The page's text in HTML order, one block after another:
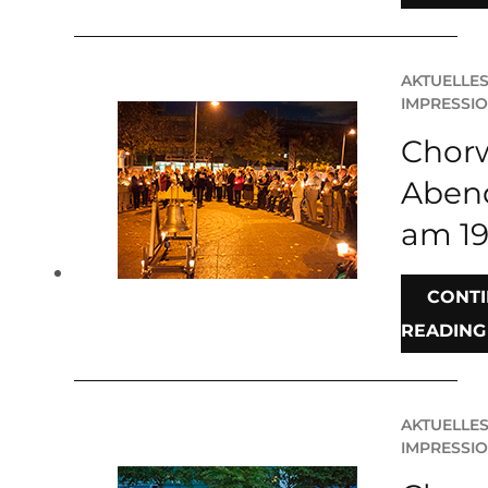
AKTUELLES
am
READING
AKTUELLES